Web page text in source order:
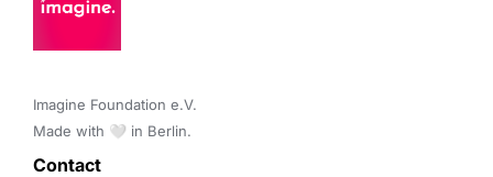
Imagine Foundation e.V.
Made with 🤍 in Berlin.
Contact